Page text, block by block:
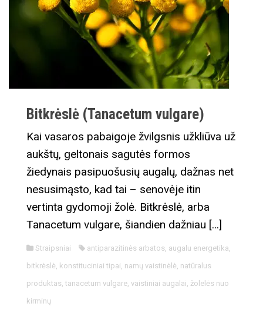
Bitkrėslė (Tanacetum vulgare)
Kai vasaros pabaigoje žvilgsnis užkliūva už
aukštų, geltonais sagutės formos
žiedynais pasipuošusių augalų, dažnas net
nesusimąsto, kad tai – senovėje itin
vertinta gydomoji žolė. Bitkrėslė, arba
Tanacetum vulgare, šiandien dažniau […]
Straipsniai antiparazitinės arbatos, augalu energetika,
bitkrėslė, konstituciniai tipai, namų vaistinėlė, natūralus
produktas, tanacetum vulgare, vaistiniai augalai, žolelės nuo
kirminų